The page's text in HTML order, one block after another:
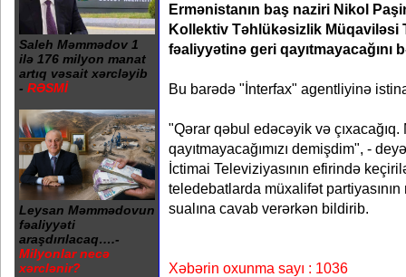
Saleh Məmmədov 1
ilə 176 milyon manat
artıq vəsait xərcləyib
- RƏSMİ
Leysan Məmmədovun
fəaliyyəti
araşdırılacaq….-
Milyonlar necə
xərclənir?
Ermənistanın baş naziri Nikol
Kollektiv Təhlükəsizlik Müqaviləsi
fəaliyyətinə geri qayıtmayacağını
Bu barədə "İnterfax" agentliyinə
"Qərar qəbul edəcəyik və çıxacağıq.
qayıtmayacağımızı demişdim", -
İctimai Televiziyasının efirində
teledebatlarda müxalifət
sualına cavab verərkən bildirib.
Xəbərin oxunma sayı : 1036